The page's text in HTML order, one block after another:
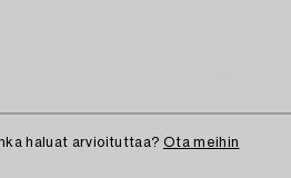
haluat arvioituttaa? Ota meihin